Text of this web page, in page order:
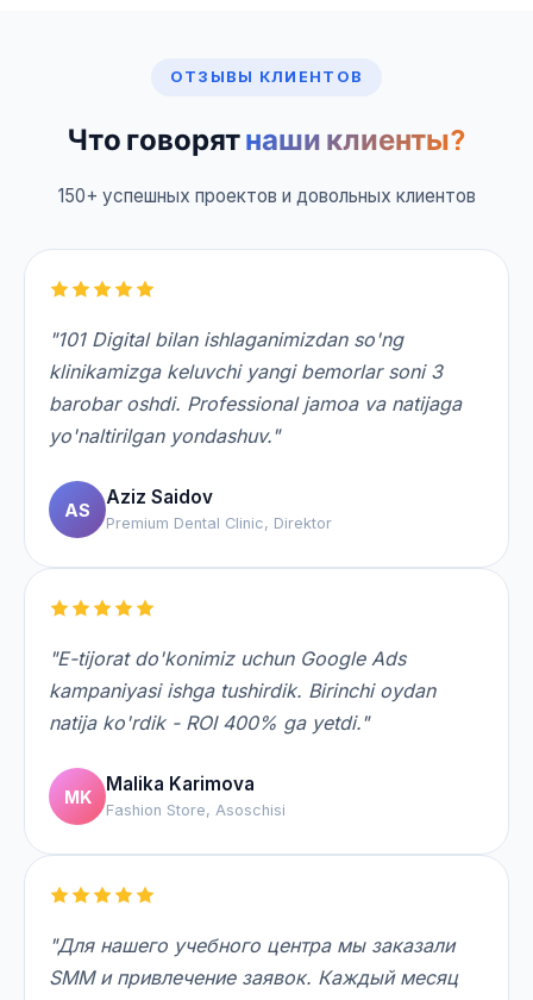
ОТЗЫВЫ КЛИЕНТОВ
Что говорятнаши клиенты?
150+ успешных проектов и довольных клиентов
"101 Digital bilan ishlaganimizdan so'ng
klinikamizga keluvchi yangi bemorlar soni 3
barobar oshdi. Professional jamoa va natijaga
yo'naltirilgan yondashuv."
AS
Aziz Saidov
Premium Dental Clinic, Direktor
"E-tijorat do'konimiz uchun Google Ads
kampaniyasi ishga tushirdik. Birinchi oydan
natija ko'rdik - ROI 400% ga yetdi."
MK
Malika Karimova
Fashion Store, Asoschisi
"Для нашего учебного центра мы заказали
SMM и привлечение заявок. Каждый месяц